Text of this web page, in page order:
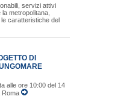
servizi attivi
metropolitana,
caratteristiche del
DI
alle ore 10:00 del 14
Roma